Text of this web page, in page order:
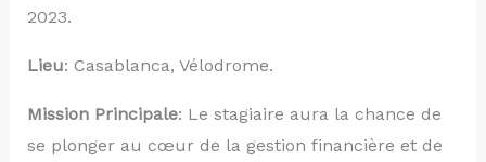
2023.
Lieu: Casablanca, Vélodrome.
Mission Principale: Le stagiaire aura la chance de
se plonger au cœur de la gestion financière et de